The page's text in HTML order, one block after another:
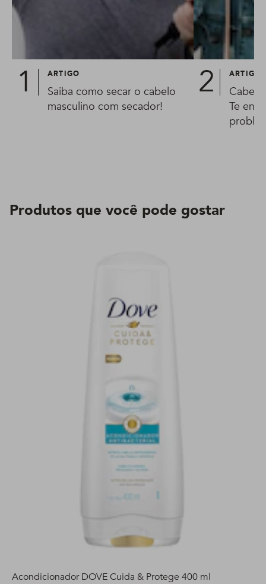
ARTIGO
Saiba como secar o cabelo
masculino com secador!
ARTIGO
Te
Produtos que você pode gostar
Acondicionador DOVE Cuida & Protege 400 ml